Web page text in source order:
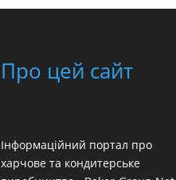
Про цей сайт
Інформаційний портал про
харчове та кондитерське